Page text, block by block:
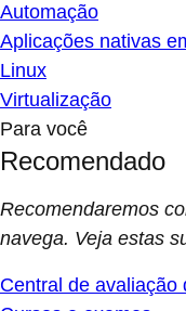
Automação
Aplicações nativas
Linux
Virtualização
Para você
Recomendado
Recomendaremos
navega. Veja estas
Central de avaliação